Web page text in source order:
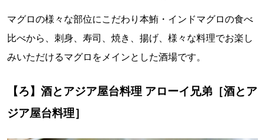
マグロの様々な部位にこだわり本鮪・インドマグロの食べ
比べから、刺身、寿司、焼き、揚げ、様々な料理でお楽し
みいただけるマグロをメインとした酒場です。
【ろ】酒とアジア屋台料理 アローイ兄弟［酒とア
ジア屋台料理］